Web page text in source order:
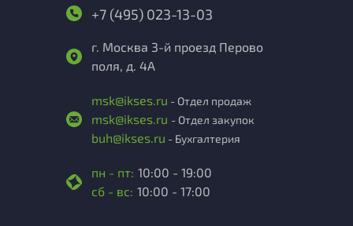
+7 (495) 023-13-03
г. Москва 3-й проезд Перово
поля, д. 4А
msk@ikses.ru - Отдел продаж
msk@ikses.ru - Отдел закупок
buh@ikses.ru - Бухгалтерия
пн - пт: 10:00 - 19:00
сб - вс: 10:00 - 17:00